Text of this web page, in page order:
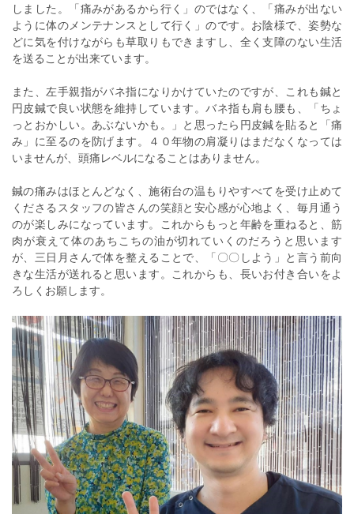
しました。「痛みがあるから行く」のではなく、「痛みが出ない
ように体のメンテナンスとして行く」のです。お陰様で、姿勢な
どに気を付けながらも草取りもできますし、全く支障のない生活
を送ることが出来ています。
また、左手親指がバネ指になりかけていたのですが、これも鍼と
円皮鍼で良い状態を維持しています。バネ指も肩も腰も、「ちょ
っとおかしい。あぶないかも。」と思ったら円皮鍼を貼ると「痛
み」に至るのを防げます。４０年物の肩凝りはまだなくなっては
いませんが、頭痛レベルになることはありません。
鍼の痛みはほとんどなく、施術台の温もりやすべてを受け止めて
くださるスタッフの皆さんの笑顔と安心感が心地よく、毎月通う
のが楽しみになっています。これからもっと年齢を重ねると、筋
肉が衰えて体のあちこちの油が切れていくのだろうと思います
が、三日月さんで体を整えることで、「〇〇しよう」と言う前向
きな生活が送れると思います。これからも、長いお付き合いをよ
ろしくお願します。